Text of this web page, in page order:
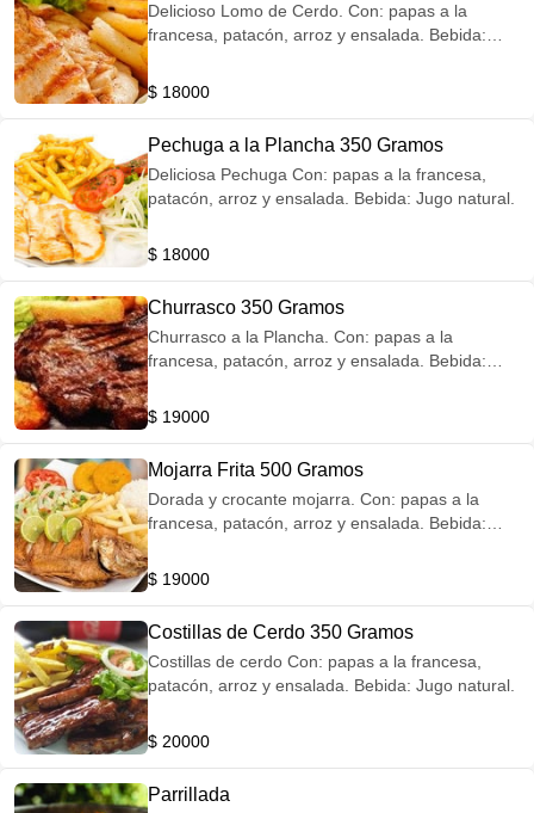
Delicioso Lomo de Cerdo. Con: papas a la
francesa, patacón, arroz y ensalada. Bebida:
$ 18000
Pechuga a la Plancha 350 Gramos
Deliciosa Pechuga Con: papas a la francesa,
patacón, arroz y ensalada. Bebida: Jugo natural.
$ 18000
Churrasco 350 Gramos
Churrasco a la Plancha. Con: papas a la
francesa, patacón, arroz y ensalada. Bebida:
$ 19000
Mojarra Frita 500 Gramos
Dorada y crocante mojarra. Con: papas a la
francesa, patacón, arroz y ensalada. Bebida:
$ 19000
Costillas de Cerdo 350 Gramos
Costillas de cerdo Con: papas a la francesa,
patacón, arroz y ensalada. Bebida: Jugo natural.
$ 20000
Parrillada